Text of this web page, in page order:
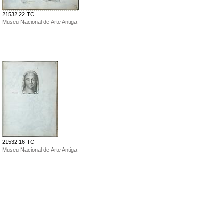
21532.22 TC
Museu Nacional de Arte Antiga
21532.16 TC
Museu Nacional de Arte Antiga